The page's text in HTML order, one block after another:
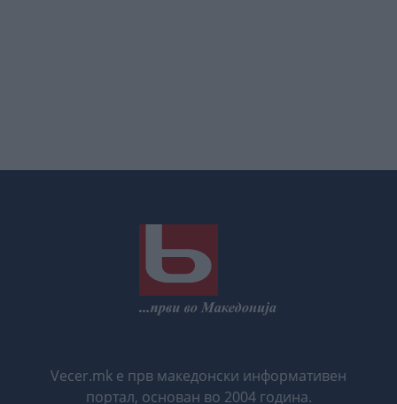
Vecer.mk е прв македонски информативен
портал, основан во 2004 година.